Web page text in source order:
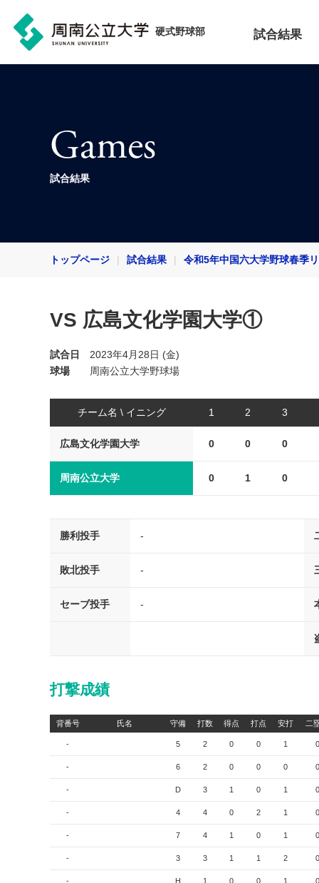
硬式野球部 試合結果
Games
試合結果
トップページ 試合結果 令和5年中国六大学野球春季
VS 広島文化学園大学①
試合日
2023年4月28日 (金)
球場
周南公立大学野球場
チーム名 \ イニング 1 2 3
広島文化学園大学 0 0 0
周南公立大学 0 1 0
勝利投手 -
敗北投手 -
セーブ投手 -
打撃成績
背番号 氏名 守備 打数 得点 打点 安打 二
- 5 2 0 0 1 0
- 6 2 0 0 0 0
- D 3 1 0 1 0
- 4 4 0 2 1 0
- 7 4 1 0 1 0
- 3 3 1 1 2 0
- H 1 0 0 1 0